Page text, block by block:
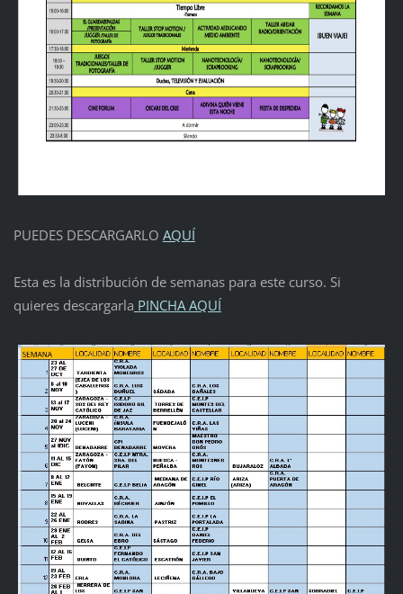
PUEDES DESCARGARLO AQUÍ
Esta es la distribución de semanas para este curso. Si
quieres descargarla PINCHA AQUÍ